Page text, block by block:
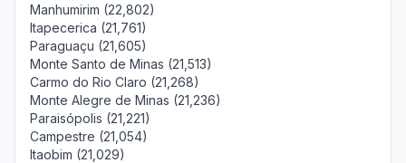
Manhumirim (22,802)
Itapecerica (21,761)
Paraguaçu (21,605)
Monte Santo de Minas (21,513)
Carmo do Rio Claro (21,268)
Monte Alegre de Minas (21,236)
Paraisópolis (21,221)
Campestre (21,054)
Itaobim (21,029)